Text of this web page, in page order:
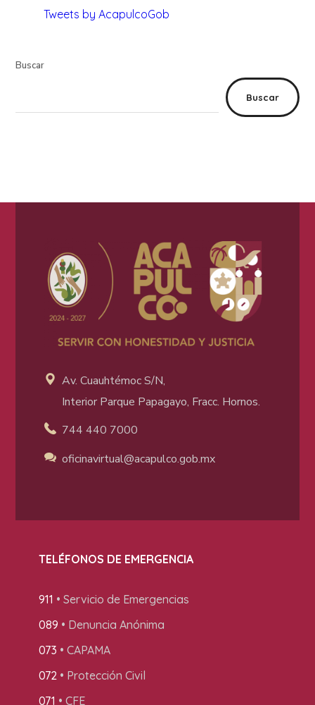
Tweets by AcapulcoGob
Buscar
Buscar
Av. Cuauhtémoc S/N,
Interior Parque Papagayo, Fracc. Hornos.
744 440 7000
oficinavirtual@acapulco.gob.mx
TELÉFONOS DE EMERGENCIA
911 • Servicio de Emergencias
089 • Denuncia Anónima
073 • CAPAMA
072• Protección Civil
071 • CFE